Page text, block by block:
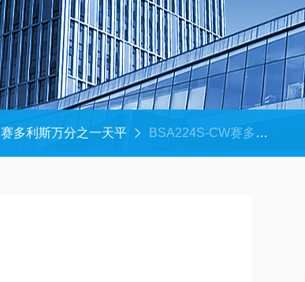
赛多利斯万分之一天平 BSA224S-CW赛多利斯万分之一天平